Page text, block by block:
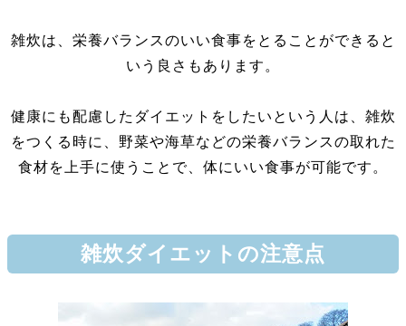
雑炊は、栄養バランスのいい食事をとることができると
いう良さもあります。
健康にも配慮したダイエットをしたいという人は、雑炊
をつくる時に、野菜や海草などの栄養バランスの取れた
食材を上手に使うことで、体にいい食事が可能です。
雑炊ダイエットの注意点